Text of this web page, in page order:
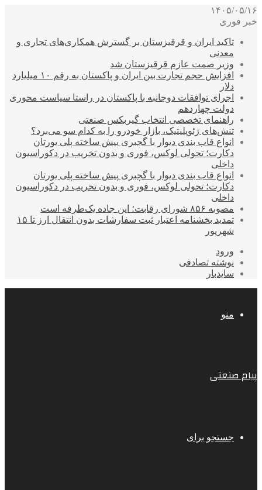
۱۴۰۵/۰۵/۱۶
خبر فوری
تاکید ایران و قرقیزستان بر گسترش همکاری‌های تجاری و
معدنی
وزیر صمت عازم قرقیزستان شد
افزایش حجم تجارت بین ایران و پاکستان به رقم ۱۰ میلیارد
دلار
اجرای توافقات دوجانبه با پاکستان در راستا سیاست محوری
دولت چهاردهم
راهنمای تخصصی انتخاب گیربکس صنعتی
تنش‌های ژئوپلیتیک، بازار خودرو را به کدام سو می‌برد؟
انواع قاب بندی دیوار با گچبری پیش ساخته پلی یورتان
دکارت؛ تحولی لوکس، فوری و بدون تخریب در دکوراسیون
داخلی
انواع قاب بندی دیوار با گچبری پیش ساخته پلی یورتان
دکارت؛ تحولی لوکس، فوری و بدون تخریب در دکوراسیون
داخلی
مصوبه ۸۵۶ شورای رقابت؛ این جاده یک‌طرفه است
تمدید بخشنامه اعتبار ثبت سفارشات بدون انتقال ارز تا ۱۵
شهریور
ورود
نوشته تصادفی
سایدبار
منو
پیام صنعتی
جستجو برای